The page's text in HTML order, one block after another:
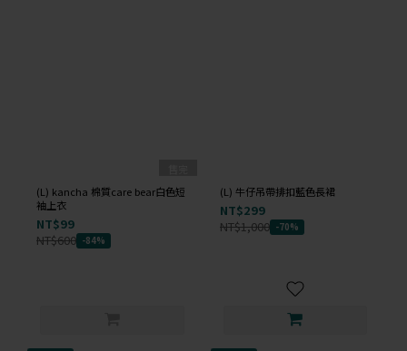
(L) kancha 棉質care bear白色短
袖上衣
NT$99
NT$600 -84%
(L) 牛仔吊帶排扣藍色長裙
NT$299
NT$1,000 -70%